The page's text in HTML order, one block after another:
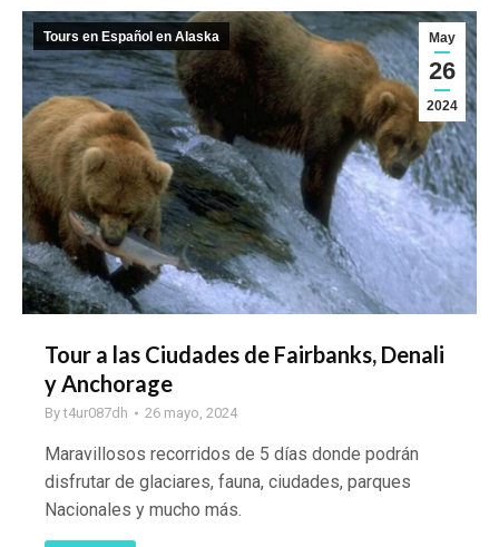
May
26
2024
Tours en Español en Alaska
Tour a las Ciudades de Fairbanks, Denali
y Anchorage
Byt4ur087dh 26 mayo, 2024
Maravillosos recorridos de 5 días donde podrán
disfrutar de glaciares, fauna, ciudades, parques
Nacionales y mucho más.